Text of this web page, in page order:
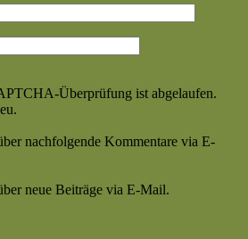
Überprüfung ist abgelaufen.
nachfolgende Kommentare via E-
neue Beiträge via E-Mail.